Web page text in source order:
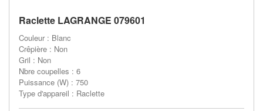
Raclette LAGRANGE 079601
Couleur : Blanc
Crêpière : Non
Gril : Non
Nbre coupelles : 6
Puissance (W) : 750
Type d'appareil : Raclette